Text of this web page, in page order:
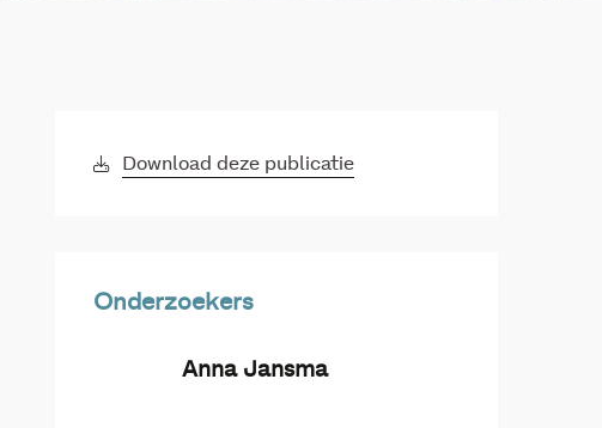
Download deze publicatie
Onderzoekers
Anna Jansma